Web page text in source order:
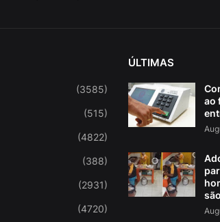
(3585)
(515)
(4822)
(388)
(2931)
(4720)
ÚLTIMAS
ao